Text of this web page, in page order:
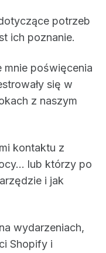
potrzeb
ich poznanie.
poświęcenia
się w
z naszym
kontaktu z
lub którzy po
i jak
wydarzeniach,
Shopify i